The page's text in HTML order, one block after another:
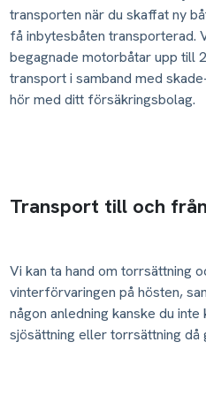
transporten när du skaffat ny
få inbytesbåten transporterad.
begagnade motorbåtar upp till
transport i samband med
hör med ditt försäkringsbolag.
Transport till och
Vi kan ta hand om torrsättning
vinterförvaringen på hösten,
någon anledning kanske du
sjösättning eller torrsättning då